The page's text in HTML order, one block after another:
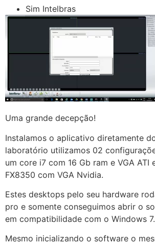
Sim Intelbras
Uma grande decepção!
Instalamos o aplicativo diretamente
laboratório utilizamos 02
um core i7 com 16 Gb ram e VGA ATI
FX8350 com VGA Nvidia.
Estes desktops pelo seu hardware
pro e somente conseguimos abrir o
em compatibilidade com o Windows 7.
Mesmo inicializando o software o